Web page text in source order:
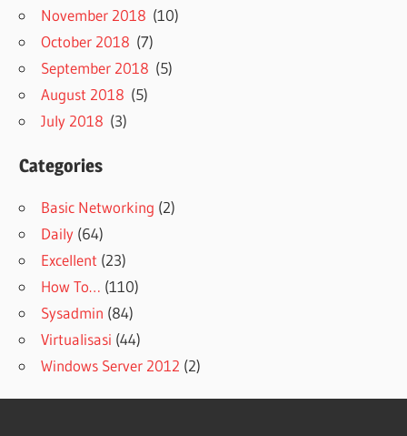
November 2018 (10)
October 2018 (7)
September 2018 (5)
August 2018 (5)
July 2018 (3)
Categories
Basic Networking (2)
Daily (64)
Excellent (23)
How To… (110)
Sysadmin (84)
Virtualisasi (44)
Windows Server 2012 (2)